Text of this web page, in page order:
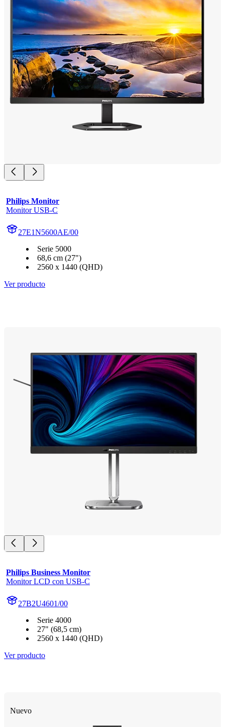
Philips Monitor
Monitor USB-C
27E1N5600AE/00
Serie 5000
68,6 cm (27")
2560 x 1440 (QHD)
Ver producto
Philips Business Monitor
Monitor LCD con USB-C
27B2U4601/00
Serie 4000
27" (68,5 cm)
2560 x 1440 (QHD)
Ver producto
Nuevo